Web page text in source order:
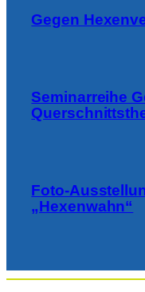
Gegen
Seminarreihe
Foto-
„Hexenwahn“